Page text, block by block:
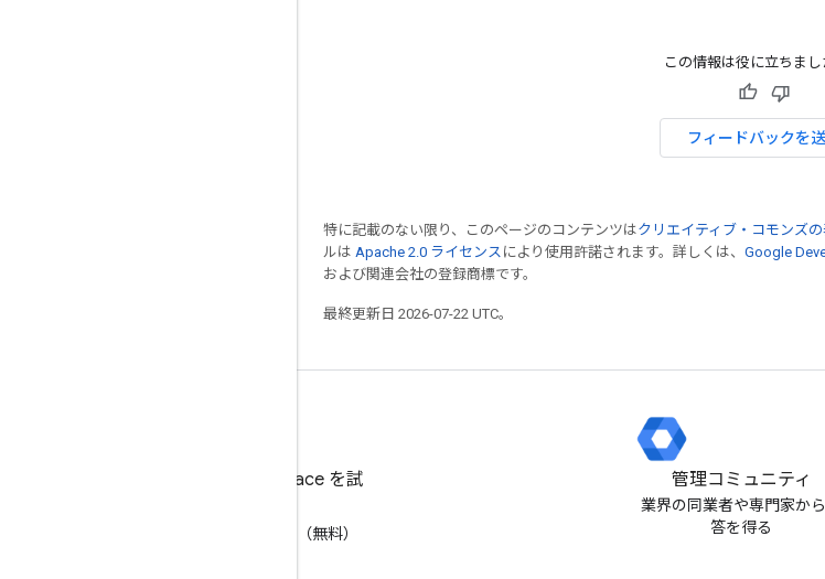
この情報は役に立ちまし
フィードバックを
特に記載のない限り、このページのコンテンツはクリエイティブ・コモンズ
ルは Apache 2.0 ライセンス により使用許諾されます。詳しくは、 Google
および関連会社の登録商標です。
最終更新日 2026-07-22 UTC。
Google Workspace を試
AI で生産性を向上（無料）
管理コミュニティ
業界の同業者や専門家か
答を得る